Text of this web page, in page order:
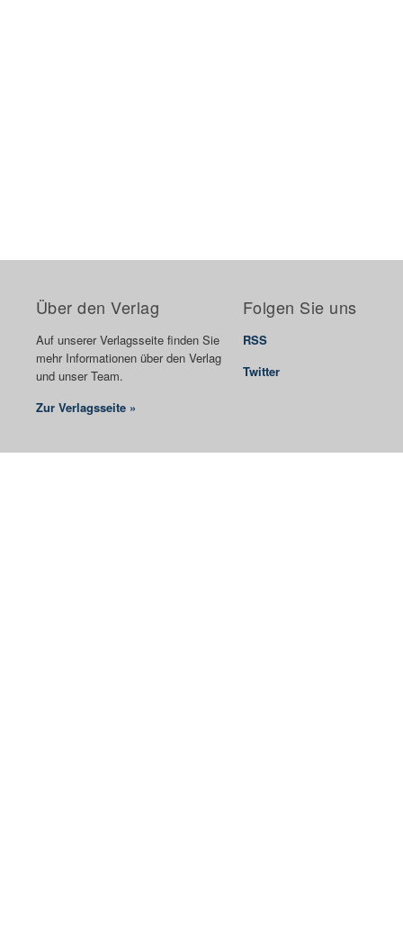
Über den Verlag
Auf unserer Verlagsseite finden Sie
mehr Informationen über den Verlag
und unser Team.
Zur Verlagsseite »
Folgen Sie uns
RSS
Twitter